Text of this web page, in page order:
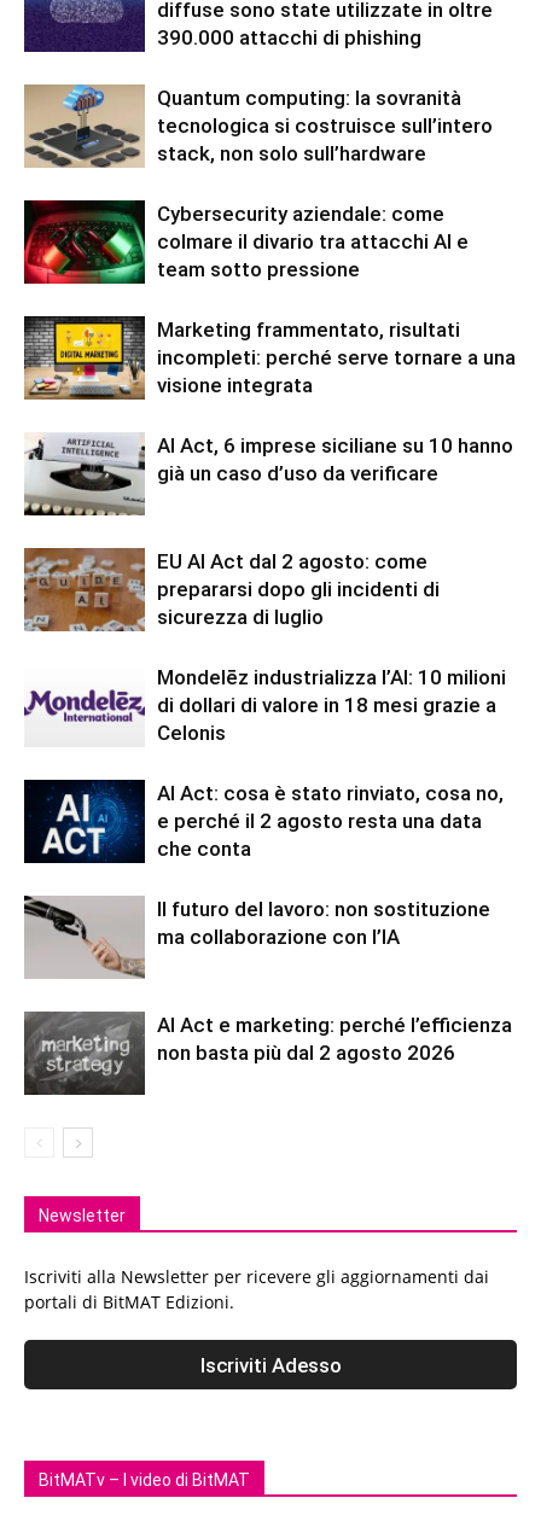
diffuse sono state utilizzate in oltre
390.000 attacchi di phishing
Quantum computing: la sovranità
tecnologica si costruisce sull’intero
stack, non solo sull’hardware
Cybersecurity aziendale: come
colmare il divario tra attacchi AI e
team sotto pressione
Marketing frammentato, risultati
incompleti: perché serve tornare a una
visione integrata
AI Act, 6 imprese siciliane su 10 hanno
già un caso d’uso da verificare
EU AI Act dal 2 agosto: come
prepararsi dopo gli incidenti di
sicurezza di luglio
Mondelēz industrializza l’AI: 10 milioni
di dollari di valore in 18 mesi grazie a
Celonis
AI Act: cosa è stato rinviato, cosa no,
e perché il 2 agosto resta una data
che conta
Il futuro del lavoro: non sostituzione
ma collaborazione con l’IA
AI Act e marketing: perché l’efficienza
non basta più dal 2 agosto 2026
Newsletter
Iscriviti alla Newsletter per ricevere gli aggiornamenti dai
portali di BitMAT Edizioni.
BitMATv – I video di BitMAT